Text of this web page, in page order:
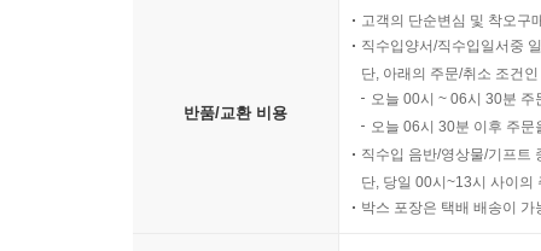
반품/교환 비용
고객의 단순변심 및 착오구
직수입양서/직수입일서중
단, 아래의 주문/취소 조건
오늘 00시 ~ 06시 30분
오늘 06시 30분 이후 주
직수입 음반/영상물/기프트
단, 당일 00시~13시 사이의
박스 포장은 택배 배송이